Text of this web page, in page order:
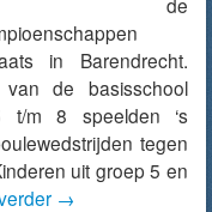
in Barendrecht.
van de basisschool
t/m 8 speelden ‘s
tegen
uit groep 5 en
→